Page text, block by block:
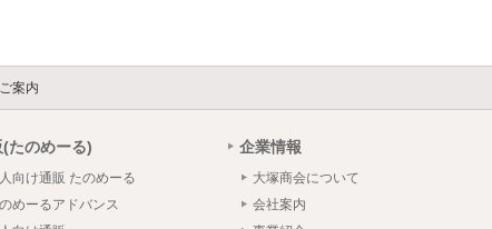
案内
(たのめーる)
向け通販 たのめーる
めーるアドバンス
企業情報
大塚商会について
会社案内